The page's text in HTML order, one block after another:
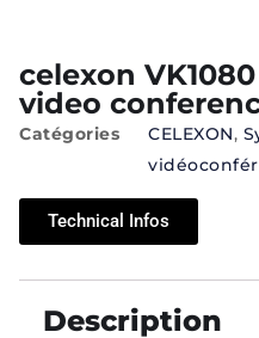
celexon
video
Catégories CELEXON,
Technical Infos
Description